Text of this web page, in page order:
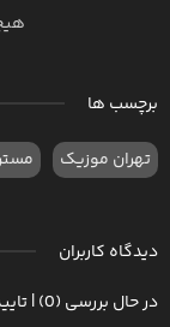
برچسب ها
تهران موزیک
دیدگاه کاربران
در حال بررسی (0) | تایید شده (0)